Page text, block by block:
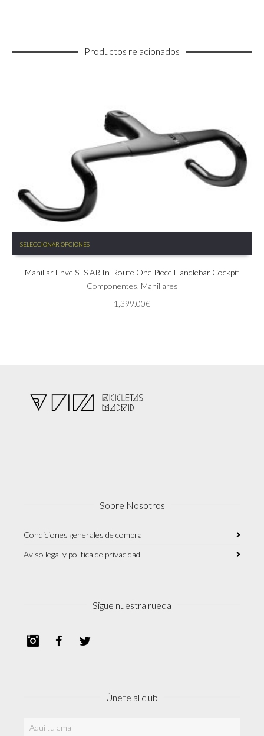
Productos relacionados
SELECCIONAR OPCIONES
producto
múltiples
producto
Manillar Enve SES AR In-Route One Piece Handlebar Cockpit
Componentes Manillares
1,399.00€
Sobre Nosotros
Condiciones generales de compra
Aviso legal y política de privacidad
Sigue nuestra rueda
InstagramFacebook
Únete al club